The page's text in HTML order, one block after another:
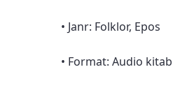
• Janr: Folklor, Epos
• Format: Audio kitab